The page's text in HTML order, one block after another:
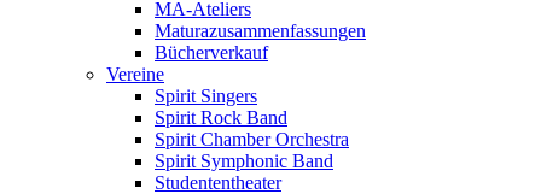
MA-Ateliers
Maturazusammenfassungen
Bücherverkauf
Vereine
Spirit Singers
Spirit Rock Band
Spirit Chamber Orchestra
Spirit Symphonic Band
Studententheater